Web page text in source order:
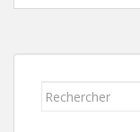
Rechercher...